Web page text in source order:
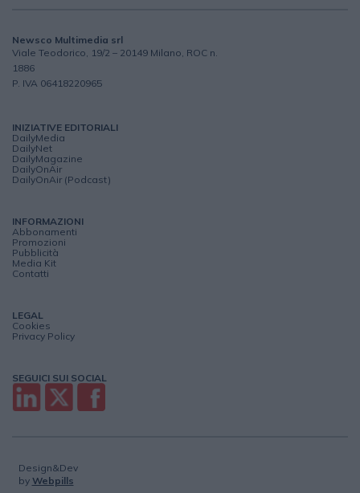
Newsco Multimedia srl
Viale Teodorico, 19/2 – 20149 Milano, ROC n.
1886
P. IVA 06418220965
INIZIATIVE EDITORIALI
DailyMedia
DailyNet
DailyMagazine
DailyOnAir
DailyOnAir (Podcast)
INFORMAZIONI
Abbonamenti
Promozioni
Pubblicità
Media Kit
Contatti
LEGAL
Cookies
Privacy Policy
SEGUICI SUI SOCIAL
Design&Dev
by Webpills